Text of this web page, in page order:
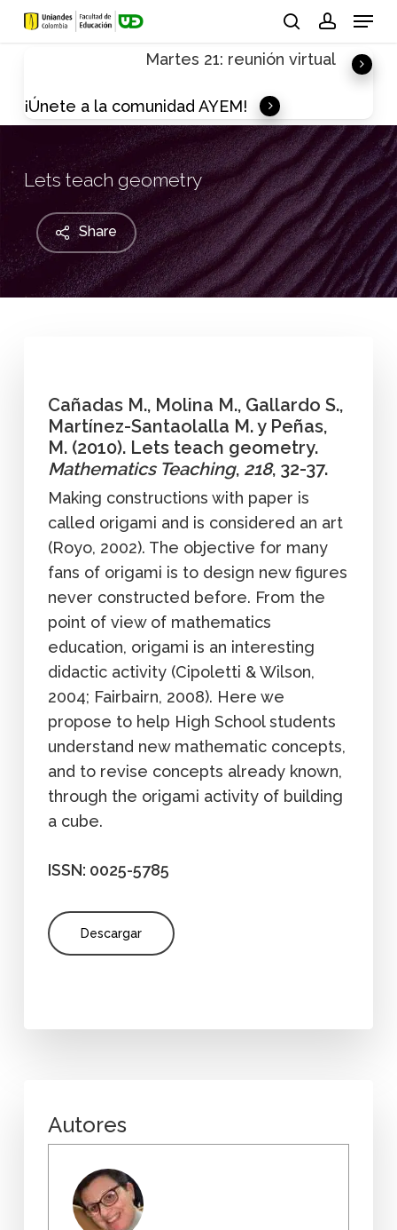
Skip
Menu
Martes 21: reunión virtual
¡Únete a la comunidad AYEM!
Lets teach geometry
Share
Cañadas M., Molina M., Gallardo S.,
Martínez-Santaolalla M. y Peñas,
M. (2010). Lets teach geometry.
Mathematics Teaching, 218, 32-37.
Making constructions with paper is
called origami and is considered an art
(Royo, 2002). The objective for many
fans of origami is to design new figures
never constructed before. From the
point of view of mathematics
education, origami is an interesting
didactic activity (Cipoletti & Wilson,
2004; Fairbairn, 2008). Here we
propose to help High School students
understand new mathematic concepts,
and to revise concepts already known,
through the origami activity of building
a cube.
ISSN: 0025-5785
Descargar
Autores